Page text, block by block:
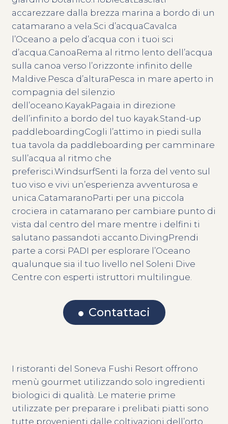
accarezzare dalla brezza marina a bordo di un
catamarano a vela.Sci d’acquaCavalca
l’Oceano a pelo d’acqua con i tuoi sci
d’acqua.CanoaRema al ritmo lento dell’acqua
sulla canoa verso l’orizzonte infinito delle
Maldive.Pesca d’alturaPesca in mare aperto in
compagnia del silenzio
dell’oceano.KayakPagaia in direzione
dell’infinito a bordo del tuo kayak.Stand-up
paddleboardingCogli l’attimo in piedi sulla
tua tavola da paddleboarding per camminare
sull’acqua al ritmo che
preferisci.WindsurfSenti la forza del vento sul
tuo viso e vivi un’esperienza avventurosa e
unica.CatamaranoParti per una piccola
crociera in catamarano per cambiare punto di
vista dal centro del mare mentre i delfini ti
salutano passandoti accanto.DivingPrendi
parte a corsi PADI per esplorare l’Oceano
qualunque sia il tuo livello nel Soleni Dive
Centre con esperti istruttori multilingue.
Contattaci
I ristoranti del Soneva Fushi Resort offrono
menù gourmet utilizzando solo ingredienti
biologici di qualità. Le materie prime
utilizzate per preparare i prelibati piatti sono
tutte provenienti dalle coltivazioni dell’orto